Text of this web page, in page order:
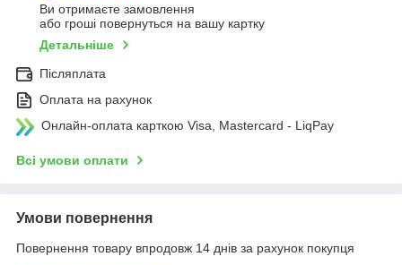
Ви отримаєте замовлення
або гроші повернуться на вашу картку
Детальніше
Післяплата
Оплата на рахунок
Онлайн-оплата карткою Visa, Mastercard - LiqPay
Всі умови оплати
Умови повернення
Повернення товару впродовж 14 днів за рахунок покупця